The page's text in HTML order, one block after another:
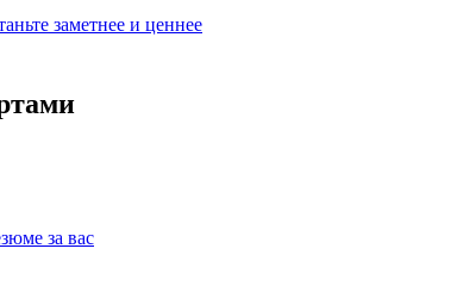
заметнее и ценнее
за вас